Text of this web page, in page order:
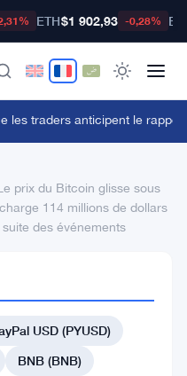
ETH$1 902,93 -0,28%
traders anticipent le rapport
prix du Bitcoin glisse sous
114 millions de dollars
des événements
USD (PYUSD)
BNB (BNB)